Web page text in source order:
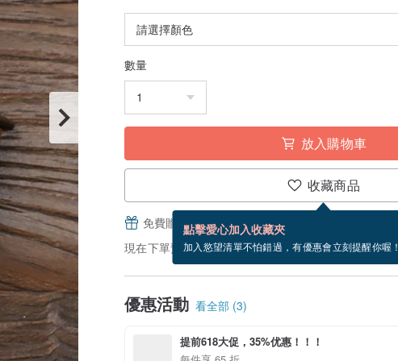
數量
放入購物車
收藏商品
點擊愛心加入收藏夾
加入慾望清單不怕錯過，有優惠會立刻提醒你喔！
免費贈送電子賀卡，結帳完成後填寫
現在下單預估 8/17~8/24 到貨。
優惠活動 看全部 (3)
提前618大促，35%优惠！！！